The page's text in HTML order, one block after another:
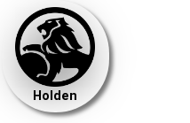
Holden